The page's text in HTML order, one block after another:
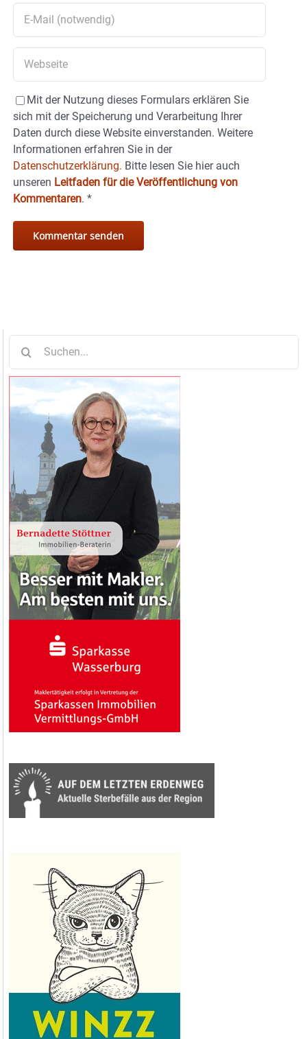
Mit der Nutzung dieses Formulars erklären Sie
sich mit der Speicherung und Verarbeitung Ihrer
Daten durch diese Website einverstanden. Weitere
Informationen erfahren Sie in der
Datenschutzerklärung. Bitte lesen Sie hier auch
unseren Leitfaden für die Veröffentlichung von
Kommentaren. *
nach: